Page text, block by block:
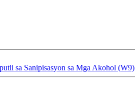
sa Sanipisasyon sa Mga Akohol (W9)